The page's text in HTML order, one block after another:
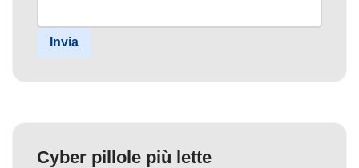
Invia
Cyber pillole più lette